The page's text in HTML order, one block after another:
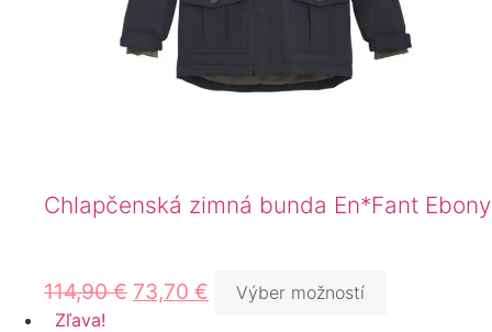
Chlapčenská zimná bunda En*Fant Ebony
114,90€ 73,70 €
Výber možností
Zľava!